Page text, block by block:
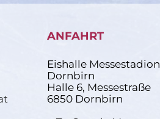
ANFAHRT
Eishalle Messestadion
Dornbirn
Halle 6, Messestraße
6850 Dornbirn